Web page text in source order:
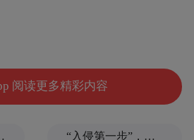
阅读更多精彩内容
在悬崖被找到 “入侵第一步”，与特朗普关系密切美企被曝强闯格陵兰岛